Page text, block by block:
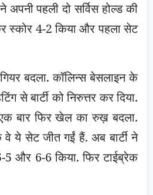
अपनी पहली दो सर्विस होल्ड की
स्कोर 4-2 किया और पहला सेट
बदला. कॉलिन्स बेसलाइन के
से बार्टी को निरुत्तर कर दिया.
बार फिर खेल का रुख़ बदला.
ये सेट जीत गईं हैं. अब बार्टी ने
और 6-6 किया. फिर टाईब्रेक